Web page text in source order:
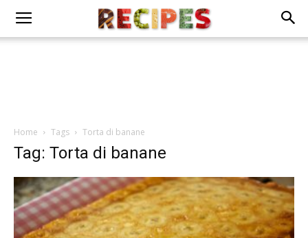
Home Tags Torta di banane
Tag: Torta di banane